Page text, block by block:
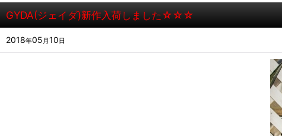
GYDA(ジェイダ)新作入荷しました☆☆☆
2018年05 月10日